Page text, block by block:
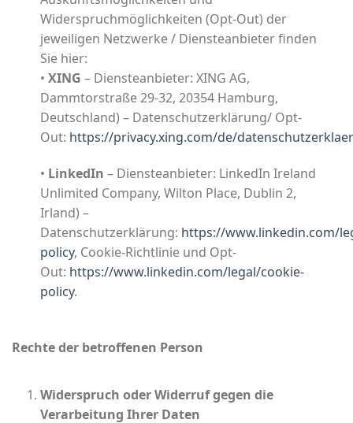
Widerspruchmöglichkeiten (Opt-Out) der
jeweiligen Netzwerke / Diensteanbieter finden
Sie hier:
• XING – Diensteanbieter: XING AG,
Dammtorstraße 29-32, 20354 Hamburg,
Deutschland) – Datenschutzerklärung/ Opt-
Out: https://privacy.xing.com/de/
• LinkedIn – Diensteanbieter: LinkedIn Ireland
Unlimited Company, Wilton Place, Dublin 2,
Irland) –
Datenschutzerklärung: https://www.linkedin.com/
policy, Cookie-Richtlinie und Opt-
Out: https://www.linkedin.com/legal/cookie-
policy.
Rechte der betroffenen Person
Widerspruch oder Widerruf gegen die
Verarbeitung Ihrer Daten